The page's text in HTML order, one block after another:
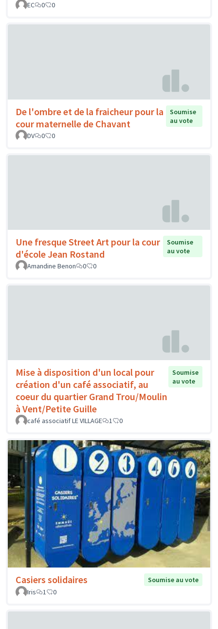
EC
0 0
De l'ombre et de la fraicheur pour la
cour maternelle de Chavant
Soumise
au vote
DV
0 0
Une fresque Street Art pour la cour
d'école Jean Rostand
Soumise
au vote
Amandine Benon
0 0
Mise à disposition d'un local pour
création d'un café associatif, au
coeur du quartier Grand Trou/Moulin
à Vent/Petite Guille
Soumise
au vote
café associatif LE VILLAGE 1 0
Casiers solidaires
Soumise au vote
Iris
1 0